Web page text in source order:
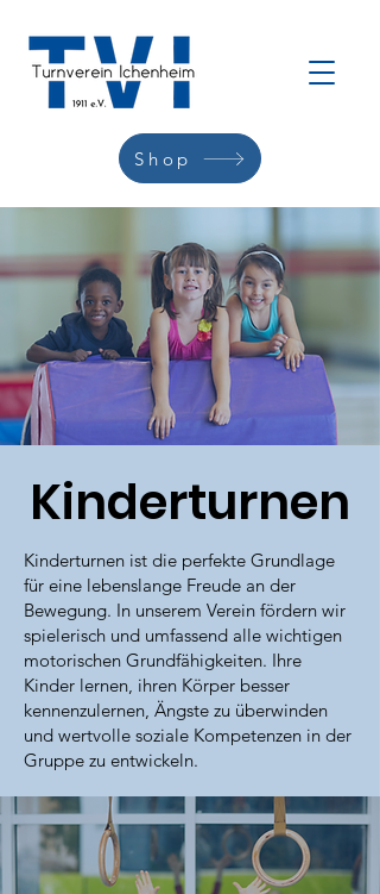
Shop
Kinderturnen
Kinderturnen ist die perfekte Grundlage
für eine lebenslange Freude an der
Bewegung. In unserem Verein fördern wir
spielerisch und umfassend alle wichtigen
motorischen Grundfähigkeiten. Ihre
Kinder lernen, ihren Körper besser
kennenzulernen, Ängste zu überwinden
und wertvolle soziale Kompetenzen in der
Gruppe zu entwickeln.